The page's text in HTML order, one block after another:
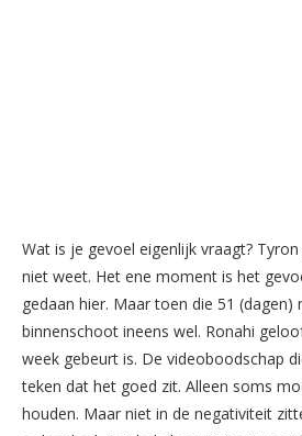
Wat is je gevoel eigenlijk vraagt?
niet weet. Het ene moment is het
gedaan hier. Maar toen die 51 (dagen)
binnenschoot ineens wel. Ronahi
week gebeurt is. De videoboodschap
teken dat het goed zit. Alleen soms
houden. Maar niet in de negativiteit